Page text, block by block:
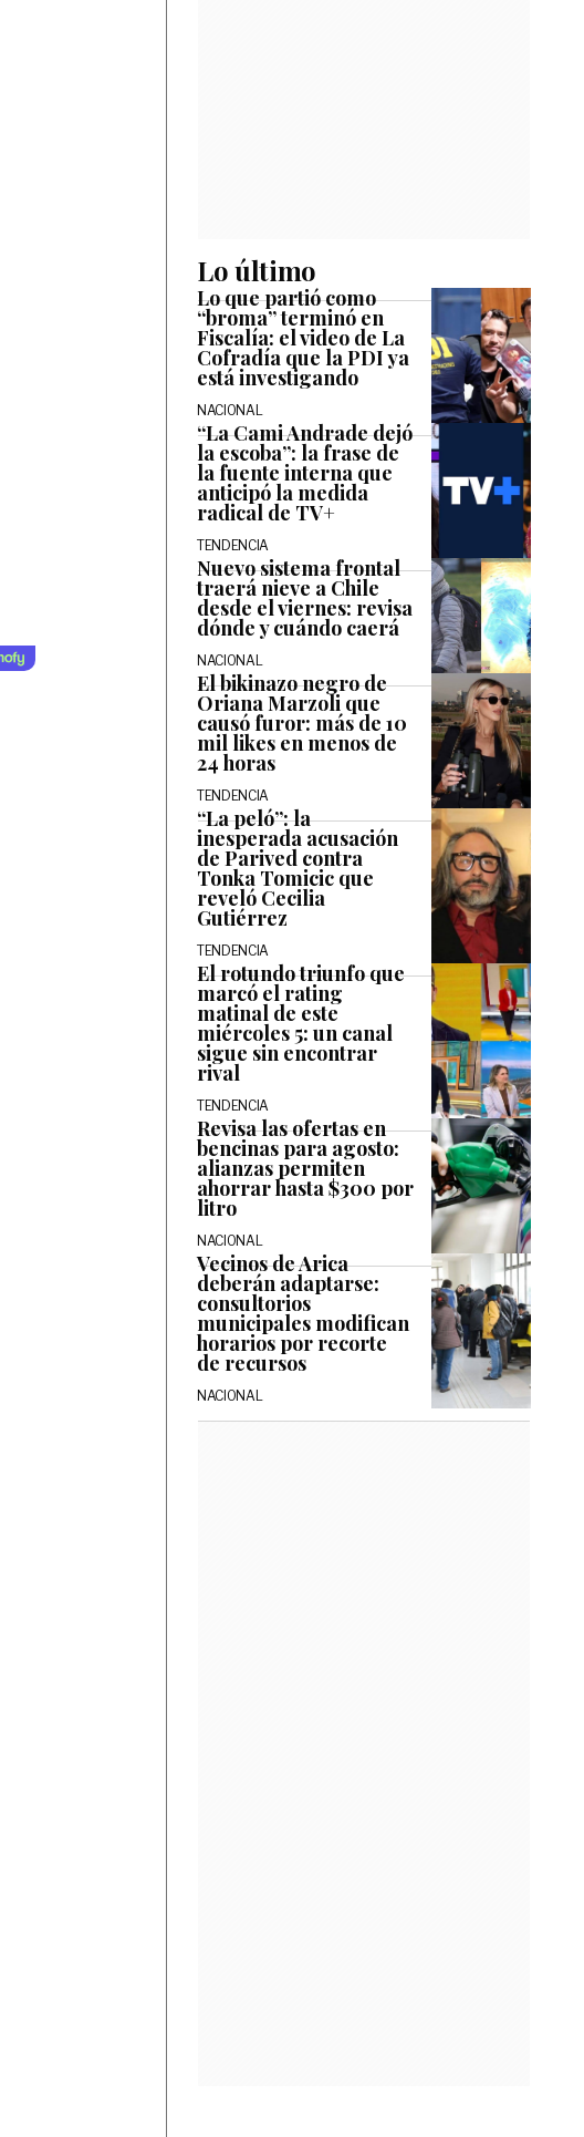
Lo último
Lo que partió como
“broma” terminó en
Fiscalía: el video de La
Cofradía que la PDI ya
está investigando
NACIONAL
“La Cami Andrade dejó
la escoba”: la frase de
la fuente interna que
anticipó la medida
radical de TV+
TENDENCIA
Nuevo sistema frontal
traerá nieve a Chile
desde el viernes: revisa
dónde y cuándo caerá
NACIONAL
El bikinazo negro de
Oriana Marzoli que
causó furor: más de 10
mil likes en menos de
24 horas
TENDENCIA
“La peló”: la
inesperada acusación
de Parived contra
Tonka Tomicic que
reveló Cecilia
Gutiérrez
TENDENCIA
El rotundo triunfo que
marcó el rating
matinal de este
miércoles 5: un canal
sigue sin encontrar
rival
TENDENCIA
Revisa las ofertas en
bencinas para agosto:
alianzas permiten
ahorrar hasta $300 por
litro
NACIONAL
Vecinos de Arica
deberán adaptarse:
consultorios
municipales modifican
horarios por recorte
de recursos
NACIONAL